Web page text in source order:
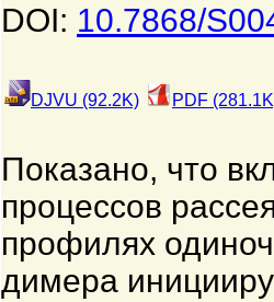
DOI: 10.7868/
DJVU (92.2K) PDF
Показано, что
процессов
профилях
димера